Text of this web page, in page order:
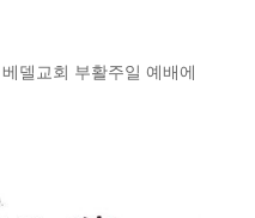
델교회 부활주일 예배에